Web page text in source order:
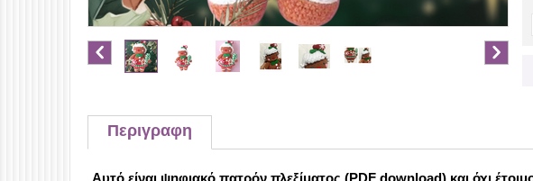
Περιγραφη
Αυτό είναι ψηφιακό πατρόν πλεξίματος (PDF download) και όχι